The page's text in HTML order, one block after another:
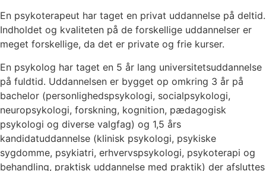
En psykoterapeut har taget en privat uddannelse på deltid.
Indholdet og kvaliteten på de forskellige uddannelser er
meget forskellige, da det er private og frie kurser.
En psykolog har taget en 5 år lang universitetsuddannelse
på fuldtid. Uddannelsen er bygget op omkring 3 år på
bachelor (personlighedspsykologi, socialpsykologi,
neuropsykologi, forskning, kognition, pædagogisk
psykologi og diverse valgfag) og 1,5 års
kandidatuddannelse (klinisk psykologi, psykiske
sygdomme, psykiatri, erhvervspsykologi, psykoterapi og
behandling, praktisk uddannelse med praktik) der afsluttes